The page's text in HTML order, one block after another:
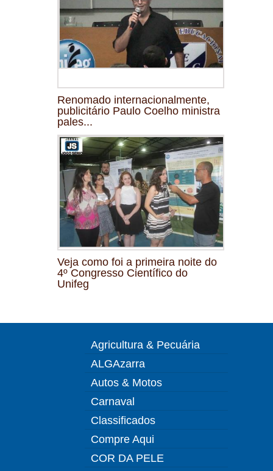
Renomado internacionalmente,
publicitário Paulo Coelho ministra
pales...
Veja como foi a primeira noite do
4º Congresso Científico do
Unifeg
Agricultura & Pecuária
ALGAzarra
Autos & Motos
Carnaval
Classificados
Compre Aqui
COR DA PELE